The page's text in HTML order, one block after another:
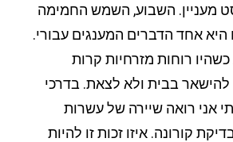
מעניין. השבוע, השמש החמימה
אחד הדברים המענגים עבורי.
רוחות מזרחיות קרות
להישאר בבית ולא לצאת. בדרכי
אני רואה שיירה של עשרות
קורונה. איזו זכות זו להיות